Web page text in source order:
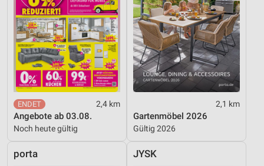
2,4 km
Angebote ab 03.08.
Noch heute gültig
2,1 km
Gartenmöbel 2026
Gültig 2026
porta JYSK